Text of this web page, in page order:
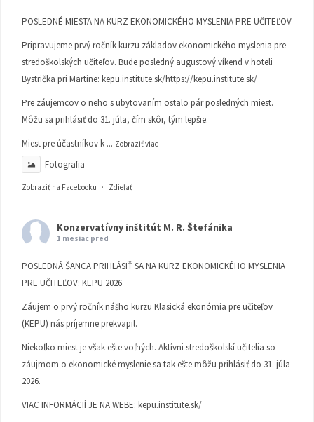
POSLEDNÉ MIESTA NA KURZ EKONOMICKÉHO MYSLENIA PRE UČITEĽOV
Pripravujeme prvý ročník kurzu základov ekonomického myslenia pre
stredoškolských učiteľov. Bude posledný augustový víkend v hoteli
Bystrička pri Martine: kepu.institute.sk/https://kepu.institute.sk/
Pre záujemcov o neho s ubytovaním ostalo pár posledných miest.
Môžu sa prihlásiť do 31. júla, čím skôr, tým lepšie.
Miest pre účastníkov k ... Zobraziť viac
Fotografia
Zobraziť na Facebooku · Zdieľať
Konzervatívny inštitút M. R. Štefánika
1 mesiac pred
POSLEDNÁ ŠANCA PRIHLÁSIŤ SA NA KURZ EKONOMICKÉHO MYSLENIA
PRE UČITEĽOV: KEPU 2026
Záujem o prvý ročník nášho kurzu Klasická ekonómia pre učiteľov
(KEPU) nás príjemne prekvapil.
Niekoľko miest je však ešte voľných. Aktívni stredoškolskí učitelia so
záujmom o ekonomické myslenie sa tak ešte môžu prihlásiť do 31. júla
2026.
VIAC INFORMÁCIÍ JE NA WEBE: kepu.institute.sk/